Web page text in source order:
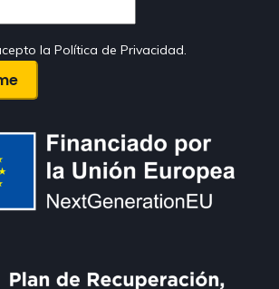
la Política de Privacidad.